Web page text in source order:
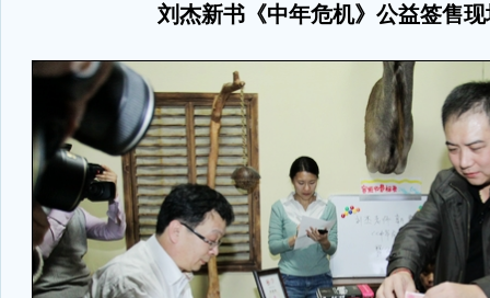
刘杰新书《中年危机》公益签售现